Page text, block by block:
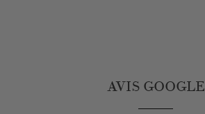
AVIS GOOGLE